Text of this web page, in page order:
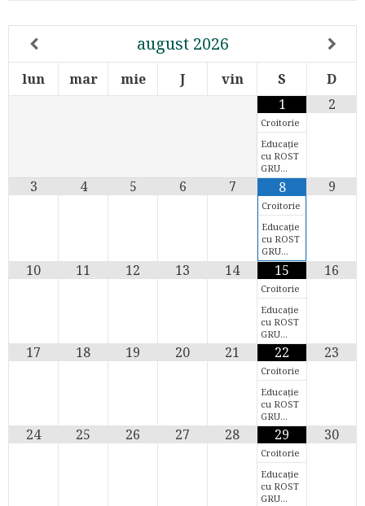
august 2026
lun mar mie J vin S
D
1
Croitorie
Educație
cu ROST
GRU…
2
3 4 5 6 7 8
Croitorie
Educație
cu ROST
GRU…
9
10 11 12 13 14 15
Croitorie
Educație
cu ROST
GRU…
16
17 18 19 20 21 22
Croitorie
Educație
cu ROST
GRU…
23
24 25 26 27 28 29
Croitorie
Educație
cu ROST
GRU…
30